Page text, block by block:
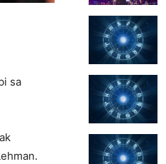
sa